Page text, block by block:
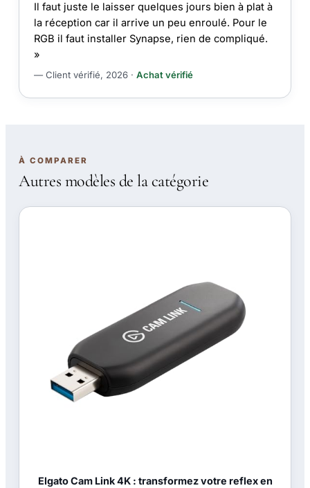
Il faut juste le laisser quelques jours bien à plat à
la réception car il arrive un peu enroulé. Pour le
RGB il faut installer Synapse, rien de compliqué.
»
— Client vérifié, 2026 · Achat vérifié
À COMPARER
Autres modèles de la catégorie
Elgato Cam Link 4K : transformez votre reflex en